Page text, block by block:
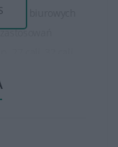
biurowych
21:9